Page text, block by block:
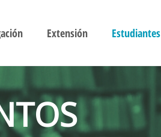
Extensión Estudiantes